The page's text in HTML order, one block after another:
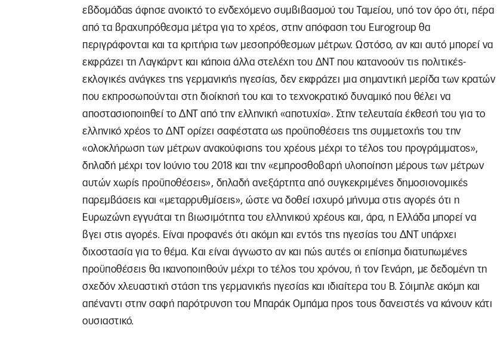
εβδομάδας άφησε ανοικτό το ενδεχόμενο συμβιβασμού του Ταμείου, υπό τον όρο ότι, πέρα
από τα βραχυπρόθεσμα μέτρα για το χρέος, στην απόφαση του Eurogroup θα
περιγράφονται και τα κριτήρια των μεσοπρόθεσμων μέτρων. Ωστόσο, αν και αυτό μπορεί να
εκφράζει τη Λαγκάρντ και κάποια άλλα στελέχη του ΔΝΤ που κατανοούν τις πολιτικές-
εκλογικές ανάγκες της γερμανικής ηγεσίας, δεν εκφράζει μια σημαντική μερίδα των κρατών
που εκπροσωπούνται στη διοίκησή του και το τεχνοκρατικό δυναμικό που θέλει να
αποστασιοποιηθεί το ΔΝΤ από την ελληνική «αποτυχία». Στην τελευταία έκθεσή του για το
ελληνικό χρέος το ΔΝΤ ορίζει σαφέστατα ως προϋποθέσεις της συμμετοχής του την
«ολοκλήρωση των μέτρων ανακούφισης του χρέους μέχρι το τέλος του προγράμματος»,
δηλαδή μέχρι τον Ιούνιο του 2018 και την «εμπροσθοβαρή υλοποίηση μέρους των μέτρων
αυτών χωρίς προϋποθέσεις», δηλαδή ανεξάρτητα από συγκεκριμένες δημοσιονομικές
παρεμβάσεις και «μεταρρυθμίσεις», ώστε να δοθεί ισχυρό μήνυμα στις αγορές ότι η
Ευρωζώνη εγγυάται τη βιωσιμότητα του ελληνικού χρέους και, άρα, η Ελλάδα μπορεί να
βγει στις αγορές. Είναι προφανές ότι ακόμη και εντός της ηγεσίας του ΔΝΤ υπάρχει
διχοστασία για το θέμα. Και είναι άγνωστο αν και πώς αυτές οι επίσημα διατυπωμένες
προϋποθέσεις θα ικανοποιηθούν μέχρι το τέλος του χρόνου, ή τον Γενάρη, με δεδομένη τη
σχεδόν χλευαστική στάση της γερμανικής ηγεσίας και ιδιαίτερα του Β. Σόιμπλε ακόμη και
απέναντι στην σαφή παρότρυνση του Μπαράκ Ομπάμα προς τους δανειστές να κάνουν κάτι
ουσιαστικό.